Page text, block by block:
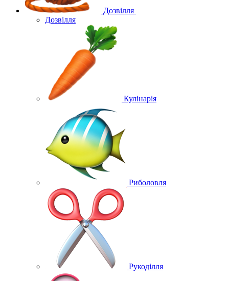
Дозвілля
Дозвілля
Кулінарія
Риболовля
Рукоділля